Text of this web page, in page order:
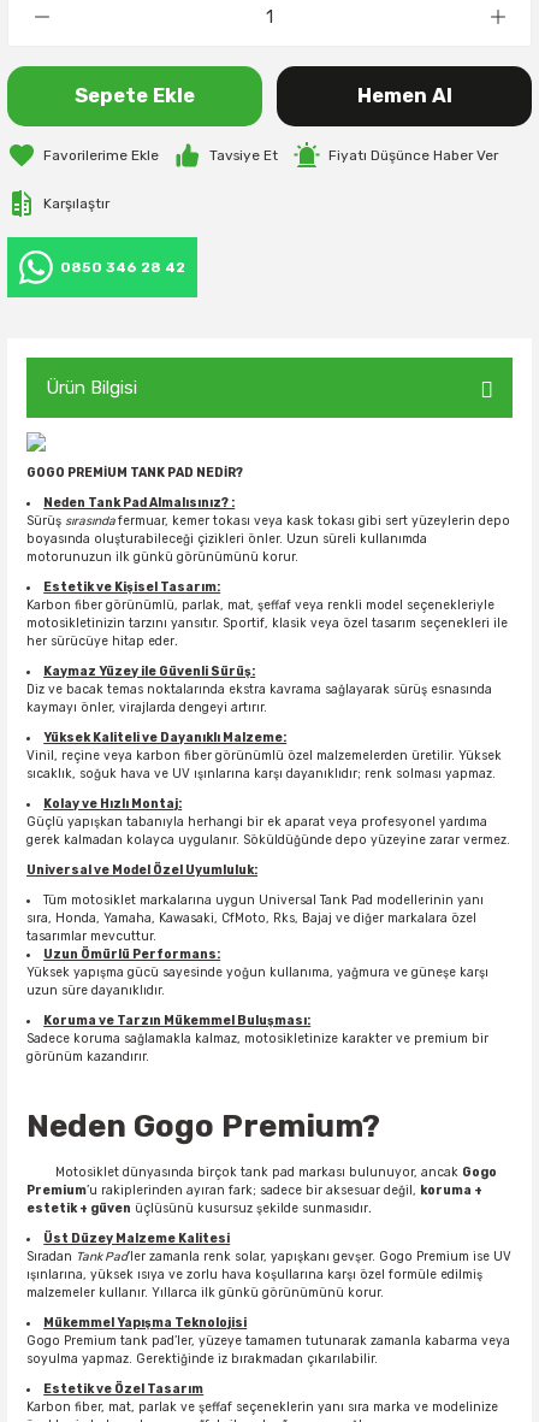
Sepete Ekle Hemen Al
Tavsiye Et Fiyatı Düşünce Haber Ver
Karşılaştır
0850 346 28 42
Ürün Bilgisi
GOGO PREMİUM TANK PAD NEDİR?
Neden Tank Pad Almalısınız? :
Sürüş sırasındafermuar, kemer tokası veya kask tokası gibi sert yüzeylerin depo
boyasında oluşturabileceği çizikleri önler. Uzun süreli kullanımda
motorunuzun ilk günkü görünümünü korur.
Estetik ve Kişisel Tasarım:
Karbon fiber görünümlü, parlak, mat, şeffaf veya renkli model seçenekleriyle
motosikletinizin tarzını yansıtır. Sportif, klasik veya özel tasarım seçenekleri ile
her sürücüye hitap eder.
Kaymaz Yüzey ile Güvenli Sürüş:
Diz ve bacak temas noktalarında ekstra kavrama sağlayarak sürüş esnasında
kaymayı önler, virajlarda dengeyi artırır.
Yüksek Kaliteli ve Dayanıklı Malzeme:
Vinil, reçine veya karbon fiber görünümlü özel malzemelerden üretilir. Yüksek
sıcaklık, soğuk hava ve UV ışınlarına karşı dayanıklıdır; renk solması yapmaz.
Kolay ve Hızlı Montaj:
Güçlü yapışkan tabanıyla herhangi bir ek aparat veya profesyonel yardıma
gerek kalmadan kolayca uygulanır. Söküldüğünde depo yüzeyine zarar vermez.
Universal ve Model Özel Uyumluluk:
Tüm motosiklet markalarına uygun Universal Tank Pad modellerinin yanı
sıra, Honda, Yamaha, Kawasaki, CfMoto, Rks, Bajaj ve diğer markalara özel
tasarımlar mevcuttur.
Uzun Ömürlü Performans:
Yüksek yapışma gücü sayesinde yoğun kullanıma, yağmura ve güneşe karşı
uzun süre dayanıklıdır.
Koruma ve Tarzın Mükemmel Buluşması:
Sadece koruma sağlamakla kalmaz, motosikletinize karakter ve premium bir
görünüm kazandırır.
Neden Gogo Premium?
Motosiklet dünyasında birçok tank pad markası bulunuyor, ancak Gogo
Premium’u rakiplerinden ayıran fark; sadece bir aksesuar değil, koruma +
estetik + güven üçlüsünü kusursuz şekilde sunmasıdır.
Üst Düzey Malzeme Kalitesi
Sıradan Tank Pad’ler zamanla renk solar, yapışkanı gevşer. Gogo Premium ise UV
ışınlarına, yüksek ısıya ve zorlu hava koşullarına karşı özel formüle edilmiş
malzemeler kullanır. Yıllarca ilk günkü görünümünü korur.
Mükemmel Yapışma Teknolojisi
Gogo Premium tank pad’ler, yüzeye tamamen tutunarak zamanla kabarma veya
soyulma yapmaz. Gerektiğinde iz bırakmadan çıkarılabilir.
Estetik ve Özel Tasarım
Karbon fiber, mat, parlak ve şeffaf seçeneklerin yanı sıra marka ve modelinize